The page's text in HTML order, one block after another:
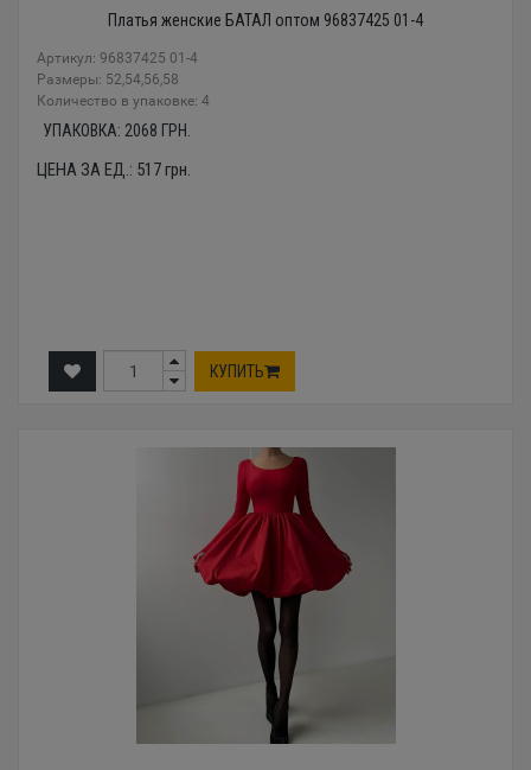
Платья женские БАТАЛ оптом 96837425 01-4
Артикул: 96837425 01-4
Размеры: 52,54,56,58
Количество в упаковке: 4
УПАКОВКА: 2068 ГРН.
ЦЕНА ЗА ЕД.: 517грн.
КУПИТЬ